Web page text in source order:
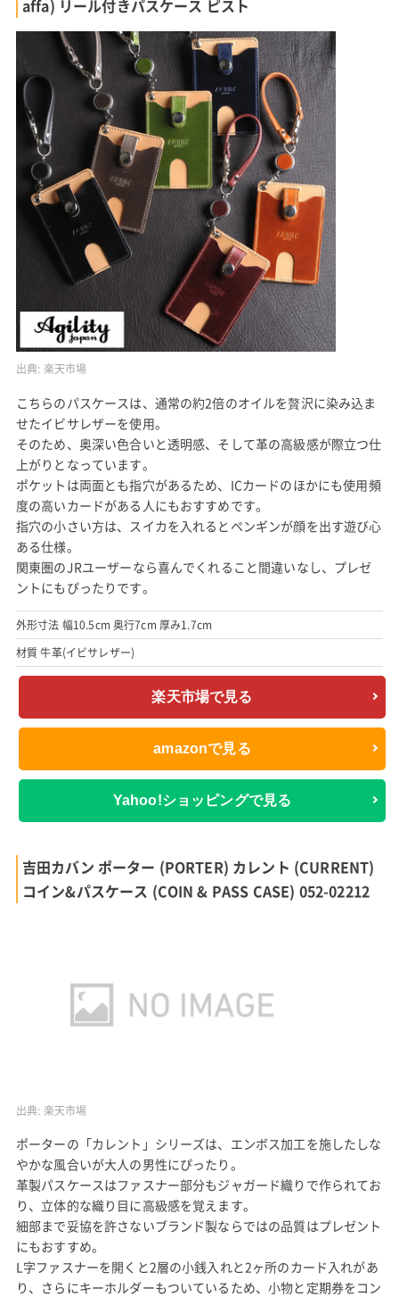
affa) リール付きパスケース ピスト
出典: 楽天市場
こちらのパスケースは、通常の約2倍のオイルを贅沢に染み込ま
せたイビサレザーを使用。
そのため、奥深い色合いと透明感、そして革の高級感が際立つ仕
上がりとなっています。
ポケットは両面とも指穴があるため、ICカードのほかにも使用頻
度の高いカードがある人にもおすすめです。
指穴の小さい方は、スイカを入れるとペンギンが顔を出す遊び心
ある仕様。
関東圏のJRユーザーなら喜んでくれること間違いなし、プレゼ
ントにもぴったりです。
外形寸法 幅10.5cm 奥行7cm 厚み1.7cm
材質 牛革(イビサレザー)
楽天市場で見る
amazonで見る
Yahoo!ショッピングで見る
吉田カバン ポーター (PORTER) カレント (CURRENT)
コイン&パスケース (COIN & PASS CASE) 052-02212
出典: 楽天市場
ポーターの「カレント」シリーズは、エンボス加工を施したしな
やかな風合いが大人の男性にぴったり。
革製パスケースはファスナー部分もジャガード織りで作られてお
り、立体的な織り目に高級感を覚えます。
細部まで妥協を許さないブランド製ならではの品質はプレゼント
にもおすすめ。
L字ファスナーを開くと2層の小銭入れと2ヶ所のカード入れがあ
り、さらにキーホルダーもついているため、小物と定期券をコン